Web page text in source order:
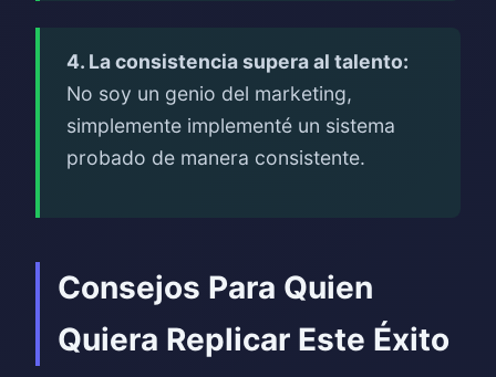
4. La consistencia supera al talento:
No soy un genio del marketing,
simplemente implementé un sistema
probado de manera consistente.
Consejos Para Quien
Quiera Replicar Este Éxito